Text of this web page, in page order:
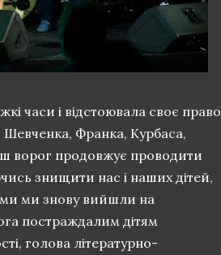
часи і відстоювала своє право
Шевченка, Франка, Курбаса,
ворог продовжує проводити
знищити нас і наших дітей,
ми знову вийшли на
постраждалим дітям
голова літературно-